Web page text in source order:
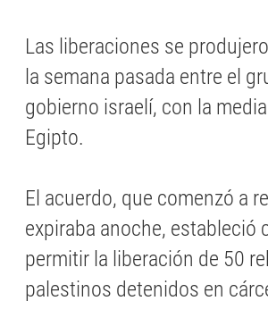
Las liberaciones se
la semana pasada entre el
gobierno israelí, con la
Egipto.
El acuerdo, que comenzó a
expiraba anoche, estableció
permitir la liberación de 50
palestinos detenidos en